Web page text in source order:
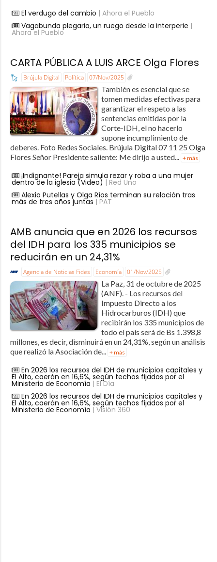
El verdugo del cambio | Ahora el Pueblo
Vagabunda plegaria, un ruego desde la interperie |
Ahora el Pueblo
CARTA PÚBLICA A LUIS ARCE Olga Flores
Brújula Digital Política 07/Nov/2025
También es esencial que se
tomen medidas efectivas para
garantizar el respeto a las
sentencias emitidas por la
Corte-IDH, el no hacerlo
supone incumplimiento de
deberes. Foto Redes Sociales. Brújula Digital 07 11 25 Olga
Flores Señor Presidente saliente: Me dirijo a usted... + más
¡Indignante! Pareja simula rezar y roba a una mujer
dentro de la iglesia (Video) | Red Uno
Alexia Putellas y Olga Ríos terminan su relación tras
más de tres años juntas | PAT
AMB anuncia que en 2026 los recursos
del IDH para los 335 municipios se
reducirán en un 24,31%
Agencia de Noticias Fides Economía 01/Nov/2025
La Paz, 31 de octubre de 2025
(ANF). - Los recursos del
Impuesto Directo a los
Hidrocarburos (IDH) que
recibirán los 335 municipios de
todo el país será de Bs 1.398,8
millones, es decir, disminuirá en un 24,31%, según un análisis
que realizó la Asociación de... + más
En 2026 los recursos del IDH de municipios capitales y
El Alto, caerán en 16,6%, según techos fijados por el
Ministerio de Economía | El Día
En 2026 los recursos del IDH de municipios capitales y
El Alto, caerán en 16,6%, según techos fijados por el
Ministerio de Economía | Visión 360